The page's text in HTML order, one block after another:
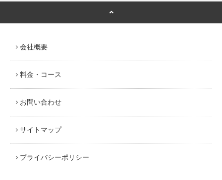
会社概要
料金・コース
お問い合わせ
サイトマップ
プライバシーポリシー